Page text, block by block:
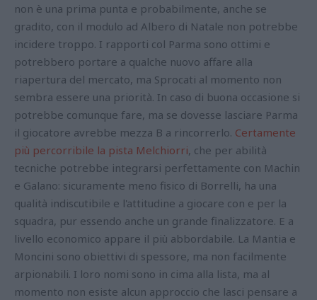
non è una prima punta e probabilmente, anche se
gradito, con il modulo ad Albero di Natale non potrebbe
incidere troppo. I rapporti col Parma sono ottimi e
potrebbero portare a qualche nuovo affare alla
riapertura del mercato, ma Sprocati al momento non
sembra essere una priorità. In caso di buona occasione si
potrebbe comunque fare, ma se dovesse lasciare Parma
il giocatore avrebbe mezza B a rincorrerlo. Certamente
più percorribile la pista Melchiorri, che per abilità
tecniche potrebbe integrarsi perfettamente con Machin
e Galano: sicuramente meno fisico di Borrelli, ha una
qualità indiscutibile e l'attitudine a giocare con e per la
squadra, pur essendo anche un grande finalizzatore. E a
livello economico appare il più abbordabile. La Mantia e
Moncini sono obiettivi di spessore, ma non facilmente
arpionabili. I loro nomi sono in cima alla lista, ma al
momento non esiste alcun approccio che lasci pensare a